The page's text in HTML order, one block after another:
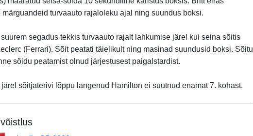
märguandeid turvaauto rajaloleku ajal ning suundus boksi.
segadus tekkis turvaauto rajalt lahkumise järel kui seina sõitis
(Ferrari). Sõit peatati täielikult ning masinad suundusid boksi. Sõitu
sõidu peatamist olnud järjestusest paigalstardist.
järel sõitjaterivi lõppu langenud Hamilton ei suutnud enamat 7. kohast.